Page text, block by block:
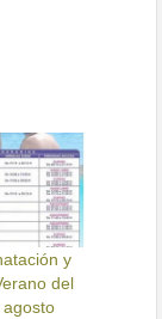
y
del
agosto